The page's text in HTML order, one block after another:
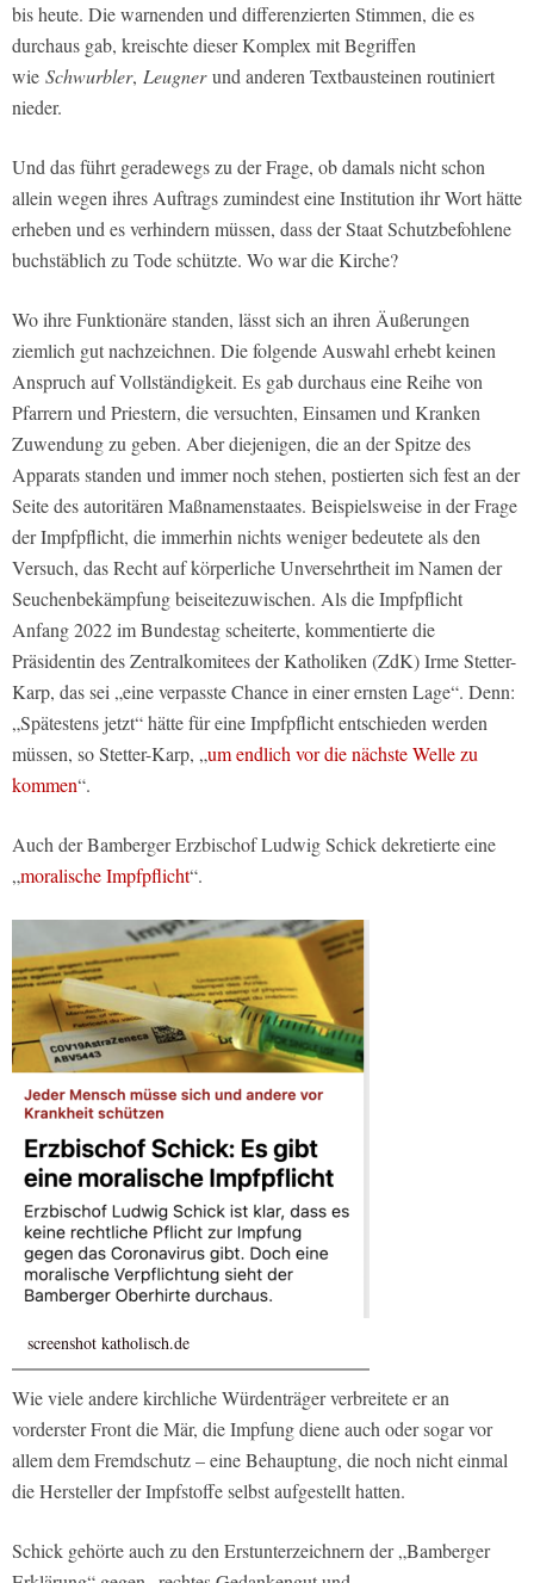
bis heute. Die warnenden und differenzierten Stimmen, die es
durchaus gab, kreischte dieser Komplex mit Begriffen
wie Schwurbler, Leugnerund anderen Textbausteinen routiniert
nieder.
Und das führt geradewegs zu der Frage, ob damals nicht schon
allein wegen ihres Auftrags zumindest eine Institution ihr Wort hätte
erheben und es verhindern müssen, dass der Staat Schutzbefohlene
buchstäblich zu Tode schützte. Wo war die Kirche?
Wo ihre Funktionäre standen, lässt sich an ihren Äußerungen
ziemlich gut nachzeichnen. Die folgende Auswahl erhebt keinen
Anspruch auf Vollständigkeit. Es gab durchaus eine Reihe von
Pfarrern und Priestern, die versuchten, Einsamen und Kranken
Zuwendung zu geben. Aber diejenigen, die an der Spitze des
Apparats standen und immer noch stehen, postierten sich fest an der
Seite des autoritären Maßnamenstaates. Beispielsweise in der Frage
der Impfpflicht, die immerhin nichts weniger bedeutete als den
Versuch, das Recht auf körperliche Unversehrtheit im Namen der
Seuchenbekämpfung beiseitezuwischen. Als die Impfpflicht
Anfang 2022 im Bundestag scheiterte, kommentierte die
Präsidentin des Zentralkomitees der Katholiken (ZdK) Irme Stetter-
Karp, das sei „eine verpasste Chance in einer ernsten Lage“. Denn:
„Spätestens jetzt“ hätte für eine Impfpflicht entschieden werden
müssen, so Stetter-Karp, „um endlich vor die nächste Welle zu
kommen“.
Auch der Bamberger Erzbischof Ludwig Schick dekretierte eine
„moralische Impfpflicht“.
screenshot katholisch.de
Wie viele andere kirchliche Würdenträger verbreitete er an
vorderster Front die Mär, die Impfung diene auch oder sogar vor
allem dem Fremdschutz – eine Behauptung, die noch nicht einmal
die Hersteller der Impfstoffe selbst aufgestellt hatten.
Schick gehörte auch zu den Erstunterzeichnern der „Bamberger